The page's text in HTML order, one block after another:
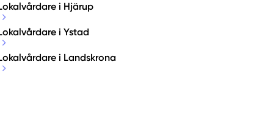
i Hjärup
i Ystad
i Landskrona